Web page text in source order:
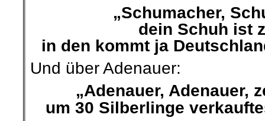
„Schumacher,
dein Schuh ist
in den kommt ja
Und über Adenauer:
„Adenauer, Adenauer,
um 30 Silberlinge